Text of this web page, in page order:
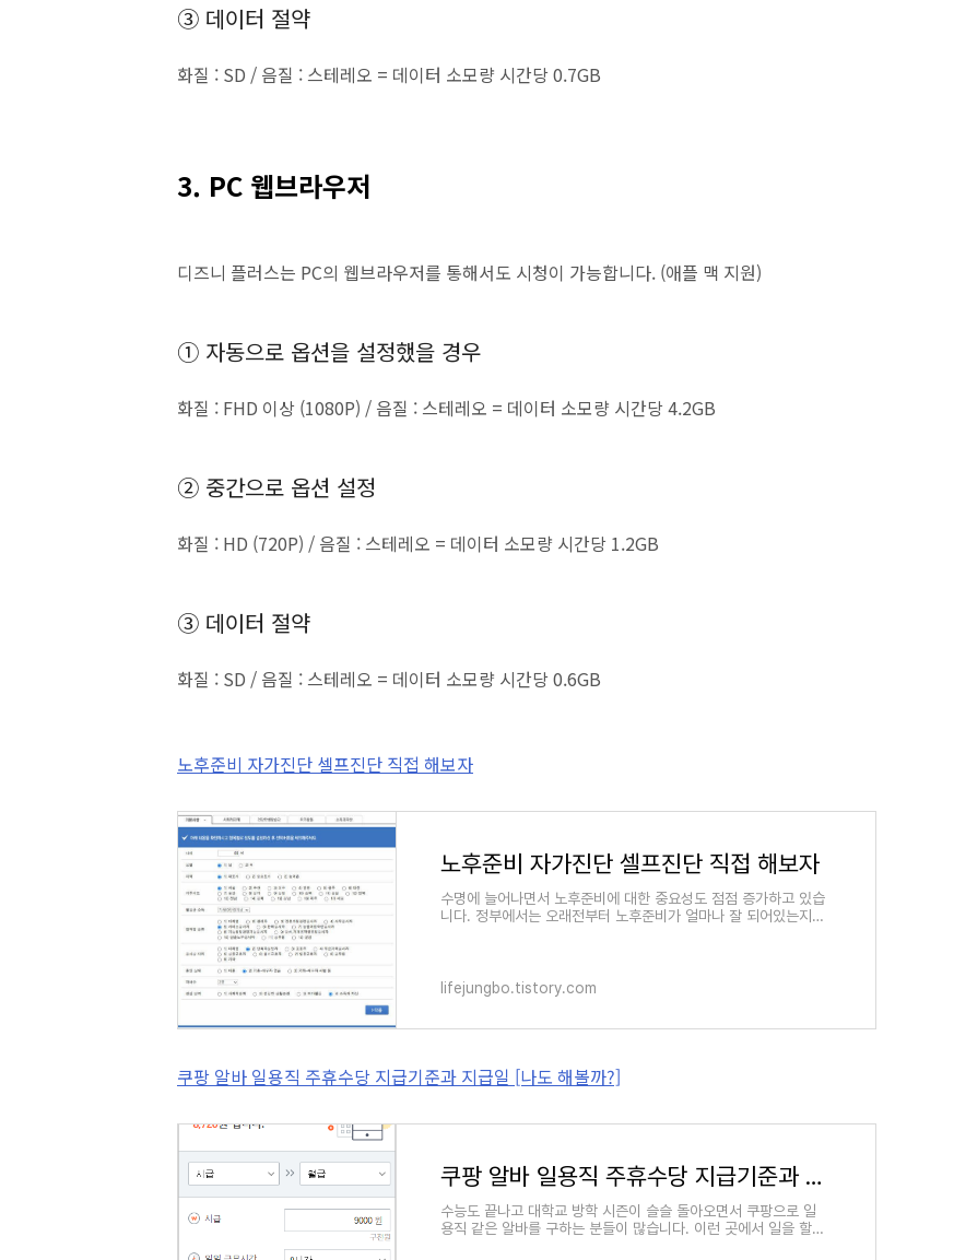
③ 데이터 절약
화질 : SD / 음질 : 스테레오 = 데이터 소모량 시간당 0.7GB
3. PC 웹브라우저
디즈니 플러스는 PC의 웹브라우저를 통해서도 시청이 가능합니다. (애플 맥 지원)
① 자동으로 옵션을 설정했을 경우
화질 : FHD 이상 (1080P) / 음질 : 스테레오 = 데이터 소모량 시간당 4.2GB
② 중간으로 옵션 설정
화질 : HD (720P) / 음질 : 스테레오 = 데이터 소모량 시간당 1.2GB
③ 데이터 절약
화질 : SD / 음질 : 스테레오 = 데이터 소모량 시간당 0.6GB
노후준비 자가진단 셀프진단 직접 해보자
노후준비 자가진단 셀프진단 직접 해보자
수명에 늘어나면서 노후준비에 대한 중요성도 점점 증가하고 있습
니다. 정부에서는 오래전부터 노후준비가 얼마나 잘 되어있는지
lifejungbo.tistory.com
쿠팡 알바 일용직 주휴수당 지급기준과 지급일 [나도 해볼까?]
쿠팡 알바 일용직 주휴수당 지급기준과 지급일 [나도 해볼까?]
수능도 끝나고 대학교 방학 시즌이 슬슬 돌아오면서 쿠팡으로 일
용직 같은 알바를 구하는 분들이 많습니다. 이런 곳에서 일을 할